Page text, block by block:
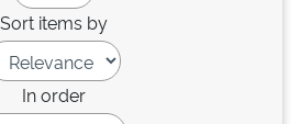
Sort items by
In order